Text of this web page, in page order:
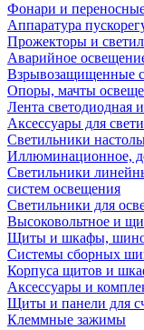
Фонари и
Аппаратура
Прожекторы и
Аварийное
Взрывозащищенные
Опоры, мачты
Лента светодиодная
Аксессуары для
Светильники
Иллюминационное,
Светильники
систем освещения
Светильники для
Высоковольтное и
Щиты и шкафы,
Системы сборных
Корпуса щитов и
Аксессуары и
Щиты и панели для
Клеммные зажимы